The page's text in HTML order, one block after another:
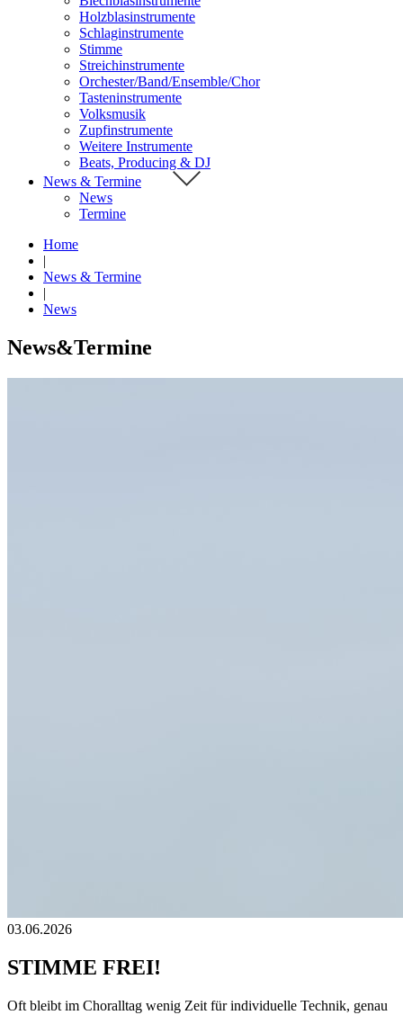
Holzblasinstrumente
Schlaginstrumente
Stimme
Streichinstrumente
Orchester/Band/Ensemble/Chor
Tasteninstrumente
Volksmusik
Zupfinstrumente
Weitere Instrumente
Beats, Producing & DJ
News & Termine
News
Termine
Home
News & Termine
News
News&Termine
03.06.2026
STIMME FREI!
Oft bleibt im Choralltag wenig Zeit für individuelle Technik, genau